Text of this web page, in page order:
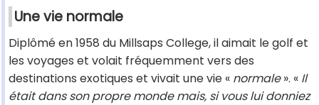
Une vie normale
Diplômé en 1958 du Millsaps College, il aimait le golf et
les voyages et volait fréquemment vers des
destinations exotiques et vivait une vie « normale». « Il
était dans son propre monde mais, si vous lui donniez